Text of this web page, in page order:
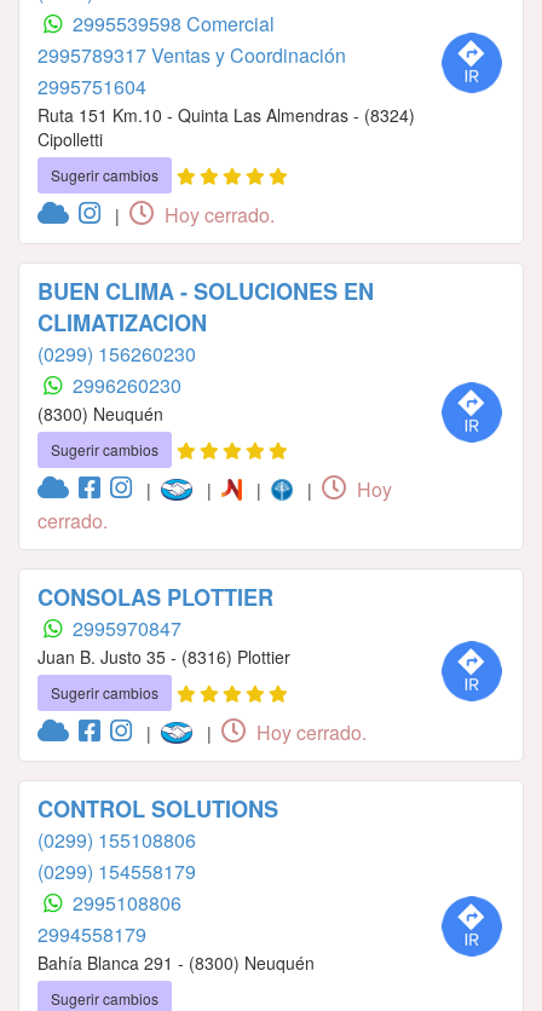
2995539598 Comercial
2995789317 Ventas y Coordinación
2995751604
Ruta 151 Km.10 - Quinta Las Almendras - (8324)
Cipolletti
Sugerir cambios
| Hoy cerrado.
BUEN CLIMA - SOLUCIONES EN
CLIMATIZACION
(0299) 156260230
2996260230
(8300) Neuquén
Sugerir cambios
| | | |
Hoy
cerrado.
CONSOLAS PLOTTIER
2995970847
Juan B. Justo 35 - (8316) Plottier
Sugerir cambios
| | Hoy cerrado.
CONTROL SOLUTIONS
(0299) 155108806
(0299) 154558179
2995108806
2994558179
Bahía Blanca 291 - (8300) Neuquén
Sugerir cambios